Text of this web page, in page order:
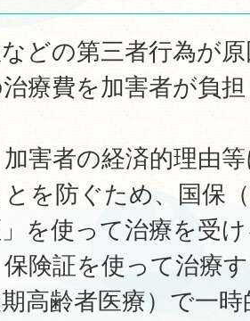
どの第三者行為が
療費を加害者が負
加害者の経済的理由
とを防ぐため、国保
」を使って治療を受
険証を使って治療
高齢者医療）で一